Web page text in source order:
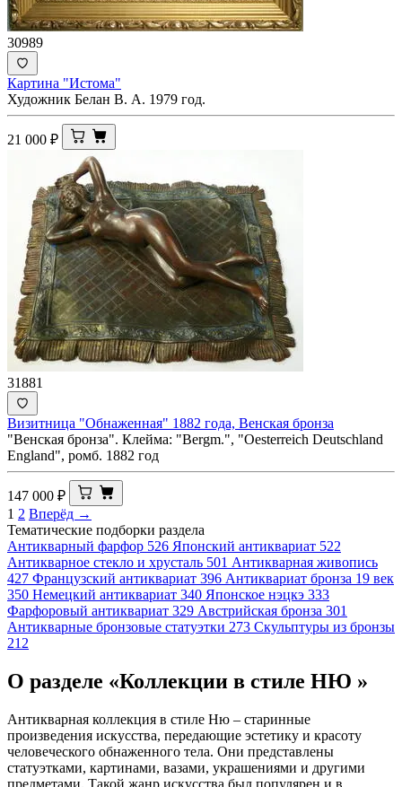
30989
Картина "Истома"
Художник Белан В. А. 1979 год.
21 000 ₽
31881
Визитница "Обнаженная" 1882 года, Венская бронза
"Венская бронза". Клеймa: "Bergm.", "Oesterreich Deutschland
England", ромб. 1882 год
147 000 ₽
1 2 Вперёд →
Тематические подборки раздела
Антикварный фарфор 526 Японский антиквариат 522
Антикварное стекло и хрусталь 501 Антикварная живопись
427 Французский антиквариат 396 Антиквариат бронза 19 век
350 Немецкий антиквариат 340 Японское нэцкэ 333
Фарфоровый антиквариат 329 Австрийская бронза 301
Антикварные бронзовые статуэтки 273 Скульптуры из бронзы
212
О разделе «Коллекции в стиле НЮ »
Антикварная коллекция в стиле Ню – старинные
произведения искусства, передающие эстетику и красоту
человеческого обнаженного тела. Они представлены
статуэтками, картинами, вазами, украшениями и другими
предметами. Такой жанр искусства был популярен и в